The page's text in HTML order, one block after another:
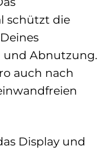
schützt die
und Abnutzung.
auch nach
Display und